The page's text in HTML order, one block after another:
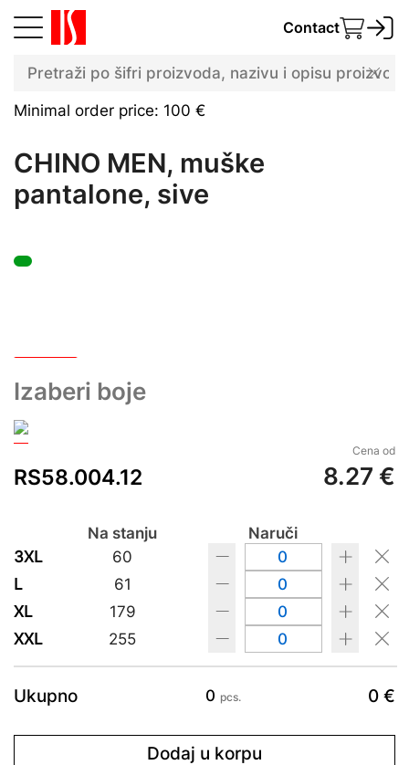
Contact
Minimal order price: 100 €
CHINO MEN, muške
pantalone, sive
Izaberi boje
RS58.004.12
Cena od
8.27 €
Na stanju
Naruči
3XL
60
L
61
XL
179
XXL
255
Ukupno 0 pcs. 0 €
Dodaj u korpu